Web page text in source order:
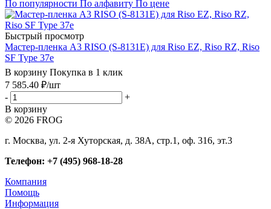
По популярности По алфавиту По цене
Быстрый просмотр
Мастер-пленка A3 RISO (S-8131E) для Riso EZ, Riso RZ, Riso
SF Type 37e
В корзину Покупка в 1 клик
7 585.40 ₽/шт
-
+
В корзину
© 2026 FROG
г. Москва, ул. 2-я Хуторская, д. 38А, стр.1, оф. 316, эт.3
Телефон: +7 (495) 968-18-28
Компания
Помощь
Информация